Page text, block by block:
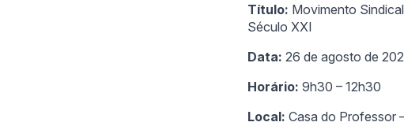
Título: Movimento
Século XXI
Data:26 de agosto de
Horário: 9h30 – 12h30
Local: Casa do Professor